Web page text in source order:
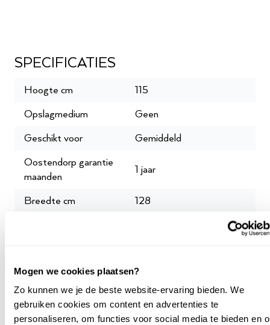
Mogen we cookies plaatsen?
Zo kunnen we je de beste website-ervaring bieden. We
gebruiken cookies om content en advertenties te
personaliseren, om functies voor social media te bieden en
SPECIFICATIES
Hoogte cm
115
Opslagmedium
Geen
Geschikt voor
Gemiddeld
Oostendorp garantie
maanden
1 jaar
Breedte cm
128
Meer specificaties